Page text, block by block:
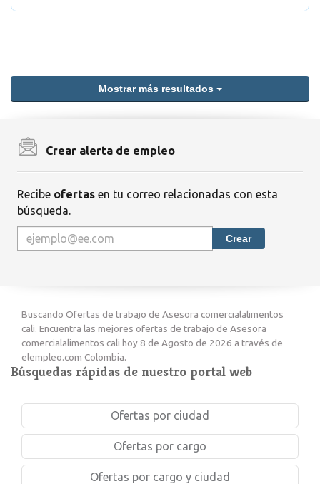
Mostrar más resultados
Crear alerta de empleo
Recibe ofertas en tu correo relacionadas con esta
búsqueda.
Crear
Buscando Ofertas de trabajo de Asesora comercialalimentos
cali. Encuentra las mejores ofertas de trabajo de Asesora
comercialalimentos cali hoy 8 de Agosto de 2026 a través de
elempleo.com Colombia.
Búsquedas rápidas de nuestro portal web
Ofertas por ciudad
Ofertas por cargo
Ofertas por cargo y ciudad